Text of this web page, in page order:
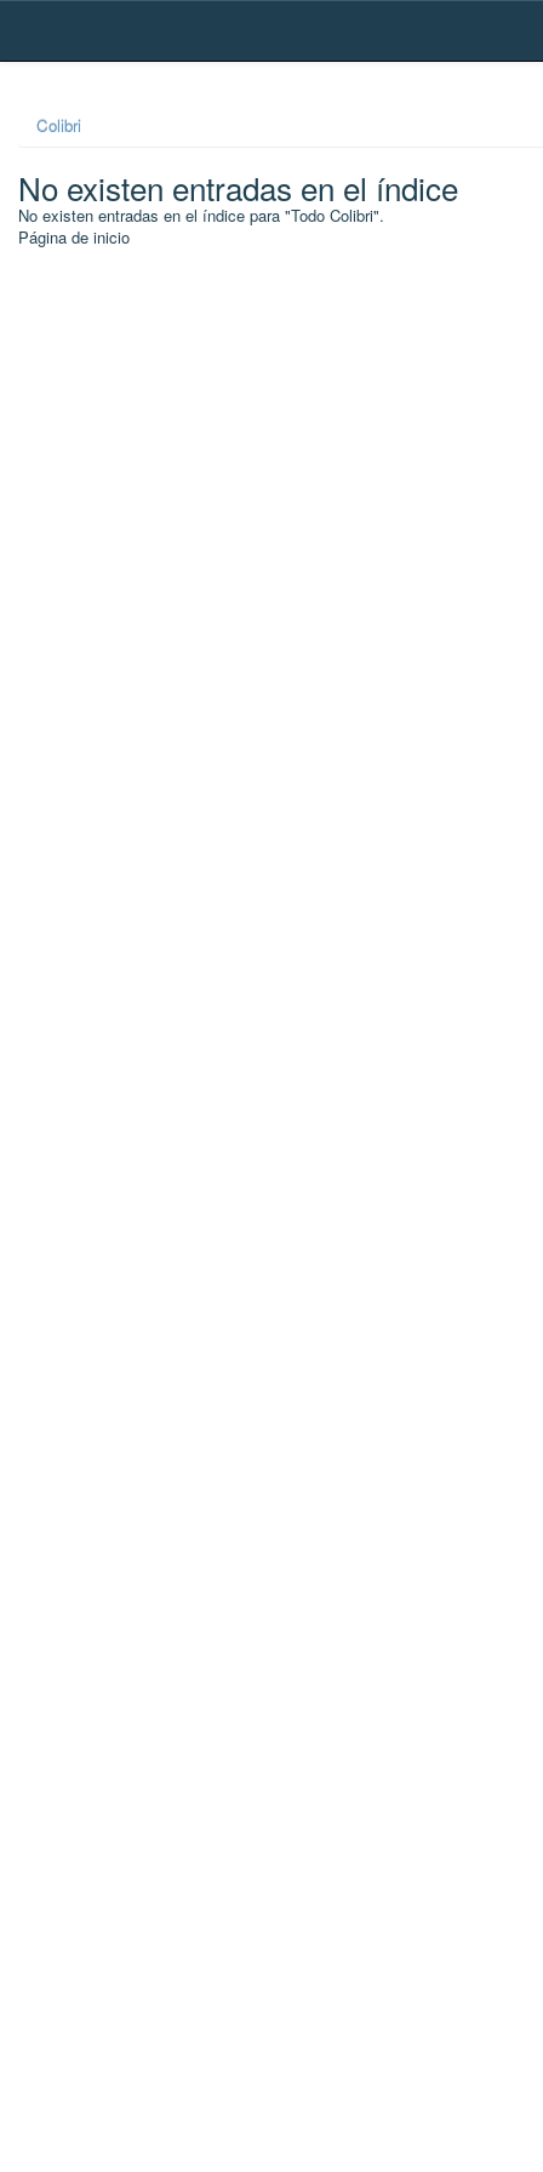
Skip
Colibri
No existen entradas en el índice
No existen entradas en el índice para "Todo Colibri".
Página de inicio